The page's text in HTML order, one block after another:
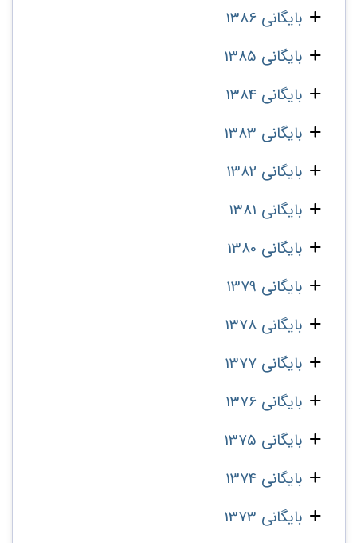
بایگانی 1386
بایگانی 1385
بایگانی 1384
بایگانی 1383
بایگانی 1382
بایگانی 1381
بایگانی 1380
بایگانی 1379
بایگانی 1378
بایگانی 1377
بایگانی 1376
بایگانی 1375
بایگانی 1374
بایگانی 1373